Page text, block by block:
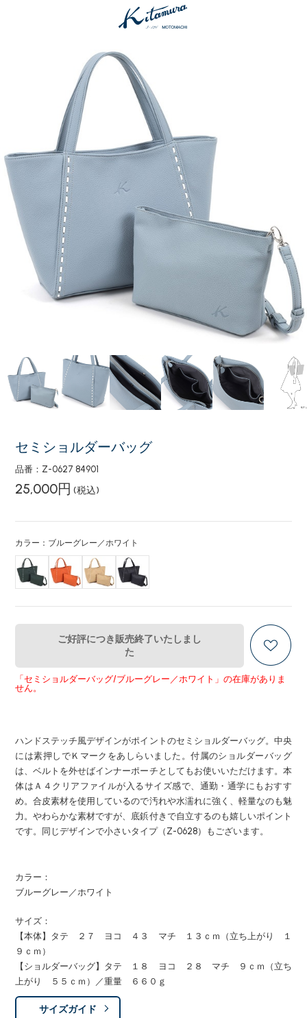
セミショルダーバッグ
品番：Z-0627 84901
25,000円 (税込)
カラー：ブルーグレー／ホワイト
ご好評につき販売終了いたしまし
た
「セミショルダーバッグ/ブルーグレー／ホワイト」の在庫がありま
せん。
ハンドステッチ風デザインがポイントのセミショルダーバッグ。中央
には素押しでＫマークをあしらいました。付属のショルダーバッグ
は、ベルトを外せばインナーポーチとしてもお使いいただけます。本
体はＡ４クリアファイルが入るサイズ感で、通勤・通学にもおすす
め。合皮素材を使用しているので汚れや水濡れに強く、軽量なのも魅
力。やわらかな素材ですが、底鋲付きで自立するのも嬉しいポイント
です。同じデザインで小さいタイプ（Z-0628）もございます。
カラー：
ブルーグレー／ホワイト
サイズ：
【本体】タテ ２７ ヨコ ４３ マチ １３ｃｍ（立ち上がり １
９ｃｍ）
【ショルダーバッグ】タテ １８ ヨコ ２８ マチ ９ｃｍ（立ち
上がり ５５ｃｍ）／重量 ６６０ｇ
サイズガイド